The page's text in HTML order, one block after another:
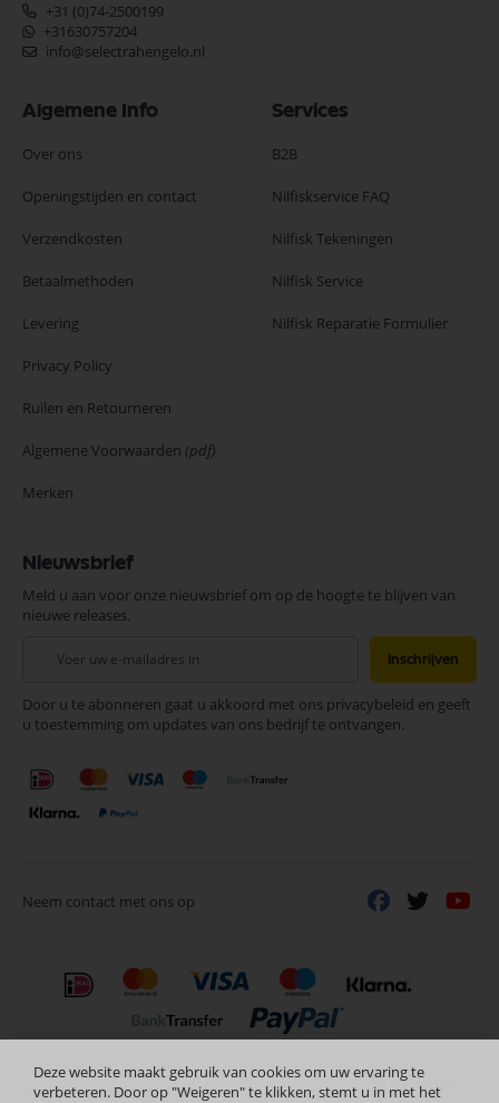
+31 (0)74-2500199
+31630757204
info@selectrahengelo.nl
Algemene Info
Over ons
Openingstijden en contact
Verzendkosten
Betaalmethoden
Levering
Privacy Policy
Ruilen en Retourneren
Algemene Voorwaarden (pdf)
Merken
Services
B2B
Nilfiskservice FAQ
Nilfisk Tekeningen
Nilfisk Service
Nilfisk Reparatie Formulier
Nieuwsbrief
Meld u aan voor onze nieuwsbrief om op de hoogte te blijven van
nieuwe releases.
onze
nieuwsbrief
Inschrijven
Door u te abonneren gaat u akkoord met ons privacybeleid en geeft
u toestemming om updates van ons bedrijf te ontvangen.
Neem contact met ons op
Deze website maakt gebruik van cookies om uw ervaring te
verbeteren. Door op "Weigeren" te klikken, stemt u in met het
Copyright © 2024 Selectra Hengelo Nederlands